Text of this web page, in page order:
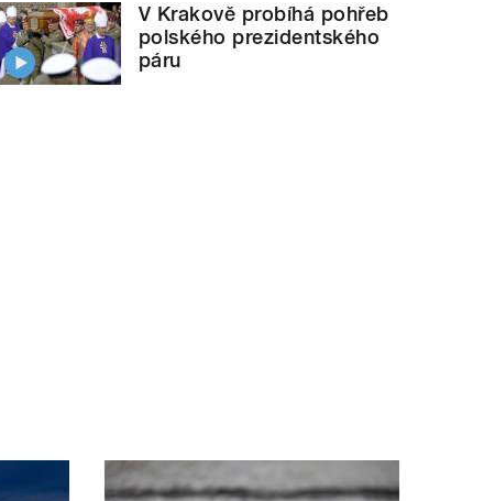
V Krakově probíhá pohřeb
polského prezidentského
páru